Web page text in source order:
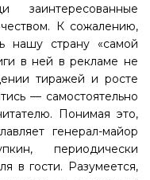
К сожалению,
нашу страну «самой
в ней в рекламе не
тиражей и росте
— самостоятельно
Понимая это,
генерал-майор
периодически
в гости. Разумеется,